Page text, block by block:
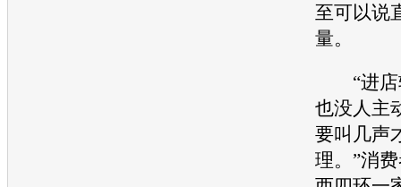
至可以说
量。
“进店
也没人主
要叫几声
理。”消